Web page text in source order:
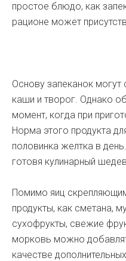
простое блюдо, как
рационе может
Основу запеканок
каши и творог. Однако
момент, когда при
Норма этого продукта
половинка желтка в
готовя кулинарный
Помимо яиц
продукты, как сметана,
сухофрукты, свежие
морковь можно
качестве